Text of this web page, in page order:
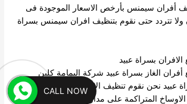
أفران سيمنس بأرخص الاسعار الموجودة فى
ولا تتردد حتى نقوم بتنظيف افران سيمنس بسراة
بسراة عبيد
الغاز بسراة عبيد شركة اليمامة كلين
عبيد نحن نقوم تنظيف الافران وتلميع الافران ،
المتراكمة على مدار السنين ، كما تقوم
CALL NOW